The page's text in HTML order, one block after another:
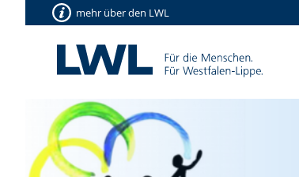
mehr über den LWL